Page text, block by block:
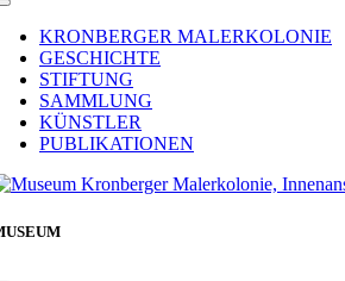
Toggle
NavigationKRONBERGER MALERKOLONIE
GESCHICHTE
STIFTUNG
SAMMLUNG
KÜNSTLER
PUBLIKATIONEN